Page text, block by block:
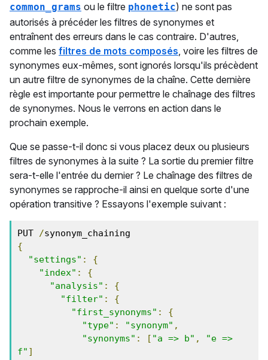
common_grams ou le filtre phonetic) ne sont pas
autorisés à précéder les filtres de synonymes et
entraînent des erreurs dans le cas contraire. D'autres,
comme les filtres de mots composés, voire les filtres de
synonymes eux-mêmes, sont ignorés lorsqu'ils précèdent
un autre filtre de synonymes de la chaîne. Cette dernière
règle est importante pour permettre le chaînage des filtres
de synonymes. Nous le verrons en action dans le
prochain exemple.
Que se passe-t-il donc si vous placez deux ou plusieurs
filtres de synonymes à la suite ? La sortie du premier filtre
sera-t-elle l'entrée du dernier ? Le chaînage des filtres de
synonymes se rapproche-il ainsi en quelque sorte d'une
opération transitive ? Essayons l'exemple suivant :
PUT /
{
"settings" :
{
"index" :
{
"analysis" :
{
"filter" :
{
"first_synonyms" :
{
"type" : "synonym" ,
"synonyms" : [ "a => b" ,
"e =>
f" ]